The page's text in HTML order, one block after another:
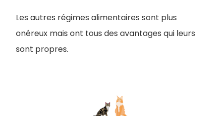
Les autres régimes alimentaires sont plus
onéreux mais ont tous des avantages qui leurs
sont propres.